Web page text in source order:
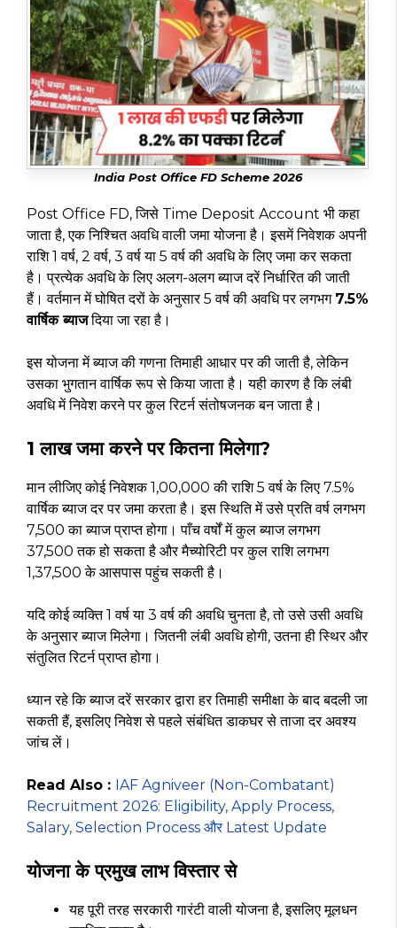
India Post Office FD Scheme 2026
Post Office FD, जिसे Time Deposit Account भी कहा
जाता है, एक निश्चित अवधि वाली जमा योजना है। इसमें निवेशक अपनी
राशि 1 वर्ष, 2 वर्ष, 3 वर्ष या 5 वर्ष की अवधि के लिए जमा कर सकता
है। प्रत्येक अवधि के लिए अलग-अलग ब्याज दरें निर्धारित की जाती
हैं। वर्तमान में घोषित दरों के अनुसार 5 वर्ष की अवधि पर लगभग 7.5%
वार्षिक ब्याजदिया जा रहा है।
इस योजना में ब्याज की गणना तिमाही आधार पर की जाती है, लेकिन
उसका भुगतान वार्षिक रूप से किया जाता है। यही कारण है कि लंबी
अवधि में निवेश करने पर कुल रिटर्न संतोषजनक बन जाता है।
₹1 लाख जमा करने पर कितना मिलेगा?
मान लीजिए कोई निवेशक ₹1,00,000 की राशि 5 वर्ष के लिए 7.5%
वार्षिक ब्याज दर पर जमा करता है। इस स्थिति में उसे प्रति वर्ष लगभग
₹7,500 का ब्याज प्राप्त होगा। पाँच वर्षों में कुल ब्याज लगभग
₹37,500 तक हो सकता है और मैच्योरिटी पर कुल राशि लगभग
₹1,37,500 के आसपास पहुंच सकती है।
यदि कोई व्यक्ति 1 वर्ष या 3 वर्ष की अवधि चुनता है, तो उसे उसी अवधि
के अनुसार ब्याज मिलेगा। जितनी लंबी अवधि होगी, उतना ही स्थिर और
संतुलित रिटर्न प्राप्त होगा।
ध्यान रहे कि ब्याज दरें सरकार द्वारा हर तिमाही समीक्षा के बाद बदली जा
सकती हैं, इसलिए निवेश से पहले संबंधित डाकघर से ताजा दर अवश्य
जांच लें।
Read Also : IAF Agniveer (Non-Combatant)
Recruitment 2026: Eligibility, Apply Process,
Salary, Selection Process और Latest Update
योजना के प्रमुख लाभ विस्तार से
यह पूरी तरह सरकारी गारंटी वाली योजना है, इसलिए मूलधन